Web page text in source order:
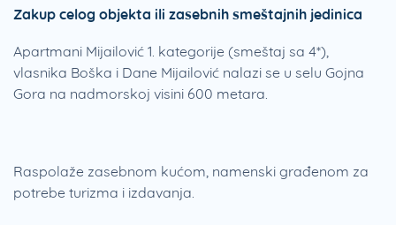
Zakup celog objekta ili zasebnih smeštajnih jedinica
Apartmani Mijailović 1. kategorije (smeštaj sa 4*),
vlasnika Boška i Dane Mijailović nalazi se u selu Gojna
Gora na nadmorskoj visini 600 metara.
Raspolaže zasebnom kućom, namenski građenom za
potrebe turizma i izdavanja.